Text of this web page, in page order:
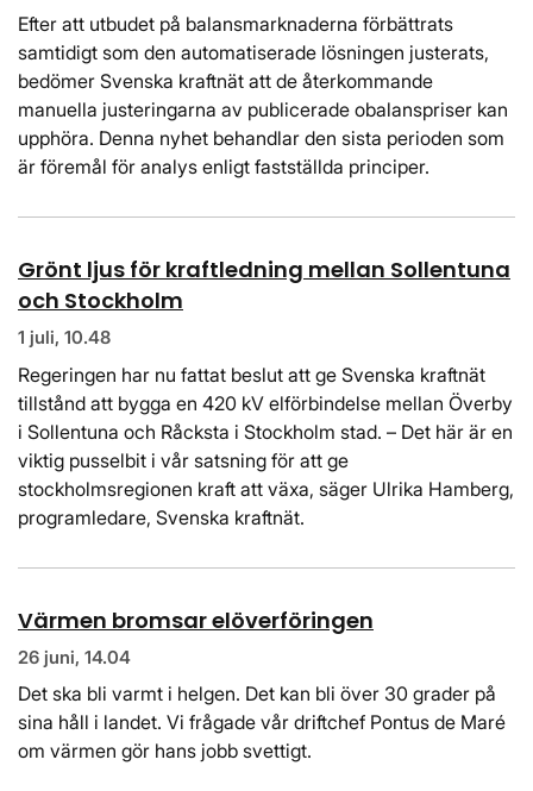
Efter att utbudet på balansmarknaderna förbättrats
samtidigt som den automatiserade lösningen justerats,
bedömer Svenska kraftnät att de återkommande
manuella justeringarna av publicerade obalanspriser kan
upphöra. Denna nyhet behandlar den sista perioden som
är föremål för analys enligt fastställda principer.
Grönt ljus för kraftledning mellan Sollentuna
och Stockholm
1 juli, 10.48
Regeringen har nu fattat beslut att ge Svenska kraftnät
tillstånd att bygga en 420 kV elförbindelse mellan Överby
i Sollentuna och Råcksta i Stockholm stad. – Det här är en
viktig pusselbit i vår satsning för att ge
stockholmsregionen kraft att växa, säger Ulrika Hamberg,
programledare, Svenska kraftnät.
Värmen bromsar elöverföringen
26 juni, 14.04
Det ska bli varmt i helgen. Det kan bli över 30 grader på
sina håll i landet. Vi frågade vår driftchef Pontus de Maré
om värmen gör hans jobb svettigt.